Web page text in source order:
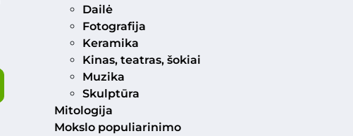
Dailė
Fotografija
Keramika
Kinas, teatras, šokiai
Muzika
Skulptūra
Mitologija
Mokslo populiarinimo